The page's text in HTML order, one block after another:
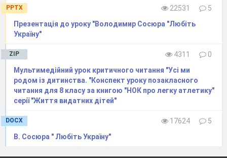
PPTX 22531
5
Презентація до уроку "Володимир Сосюра "Любіть
Україну"
ZIP 4311
0
Мультимедійний урок критичного читання "Усі ми
родом із дитинства. "Конспект уроку позакласного
читання для 8 класу за книгою "НОК про легку атлетику"
серії "Життя видатних дітей"
DOCX 17624
5
В. Сосюра " Любіть Україну"